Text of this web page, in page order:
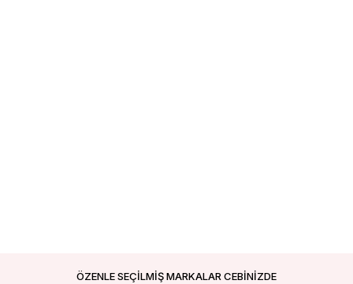
ÖZENLE SEÇİLMİŞ MARKALAR CEBİNİZDE